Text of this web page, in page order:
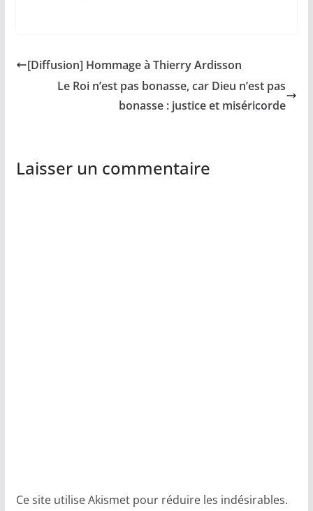
[Diffusion] Hommage à Thierry Ardisson
Le Roi n’est pas bonasse, car Dieu n’est pas
bonasse : justice et miséricorde
Laisser un commentaire
Ce site utilise Akismet pour réduire les indésirables.